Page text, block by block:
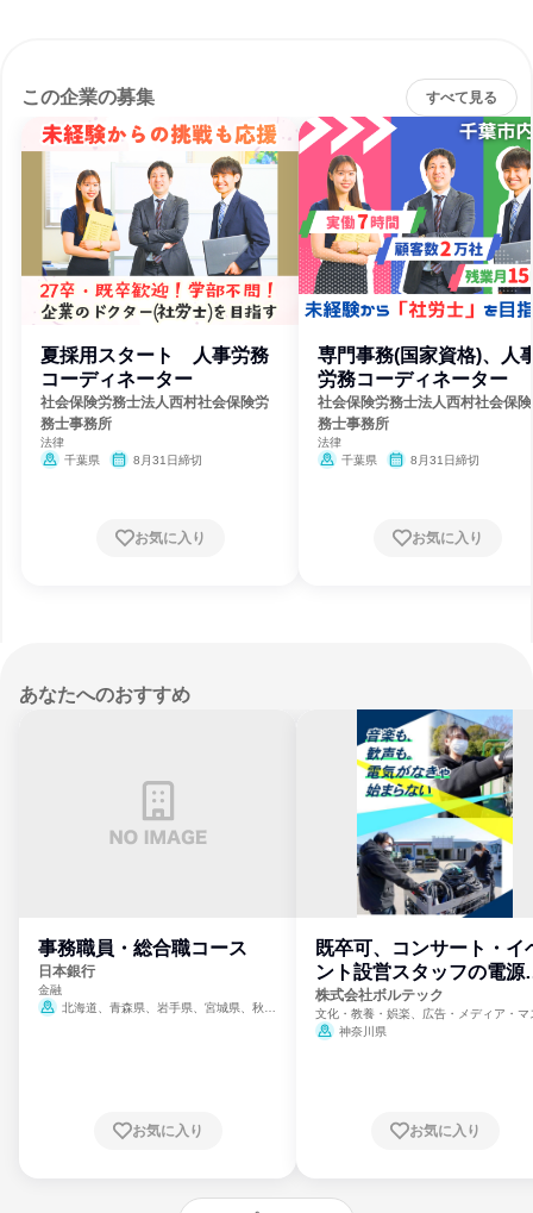
この企業の募集 すべて見る
夏採用スタート 人事労務
コーディネーター
社会保険労務士法人西村社会保険労
務士事務所
法律
千葉県
8月31日締切
お気に入り
専門事務(国家資格)、人
労務コーディネーター
社会保険労務士法人西村社会保
務士事務所
法律
千葉県
8月31日締切
お気に入り
あなたへのおすすめ
事務職員・総合職コース
日本銀行
金融
北海道、青森県、岩手県、宮城県、秋田
崎県、熊本県、大分県、宮崎県、鹿児島県、
お気に入り
既卒可、コンサート・イ
ント設営スタッフの電源
門
株式会社ボルテック
文化・教養・娯楽、広告・メディア・マ
ミ、電力・ガス・水道・エネルギー
神奈川県
お気に入り